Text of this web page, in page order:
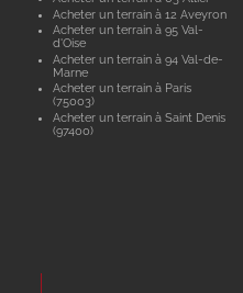
Acheter un terrain à 12 Aveyron
Acheter un terrain à 95 Val-
d'Oise
Acheter un terrain à 94 Val-de-
Marne
Acheter un terrain à Paris
(75003)
Acheter un terrain à Saint Denis
(97400)